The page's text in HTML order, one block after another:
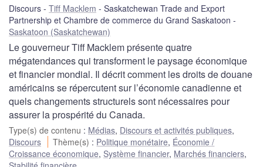
Discours Tiff Macklem
Saskatchewan Trade and Export
Partnership et Chambre de commerce du Grand Saskatoon
Saskatoon (Saskatchewan)
Le gouverneur Tiff Macklem présente quatre
mégatendances qui transforment le paysage économique
et financier mondial. Il décrit comment les droits de douane
américains se répercutent sur l’économie canadienne et
quels changements structurels sont nécessaires pour
assurer la prospérité du Canada.
Type(s) de contenu : Médias, Discours et activités publiques,
Discours
Thème(s) : Politique monétaire, Économie /
Croissance économique, Système financier, Marchés financiers,